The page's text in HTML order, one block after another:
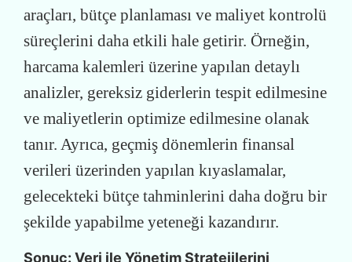
araçları, bütçe planlaması ve maliyet kontrolü
süreçlerini daha etkili hale getirir. Örneğin,
harcama kalemleri üzerine yapılan detaylı
analizler, gereksiz giderlerin tespit edilmesine
ve maliyetlerin optimize edilmesine olanak
tanır. Ayrıca, geçmiş dönemlerin finansal
verileri üzerinden yapılan kıyaslamalar,
gelecekteki bütçe tahminlerini daha doğru bir
şekilde yapabilme yeteneği kazandırır.
Sonuç: Veri ile Yönetim Stratejilerini